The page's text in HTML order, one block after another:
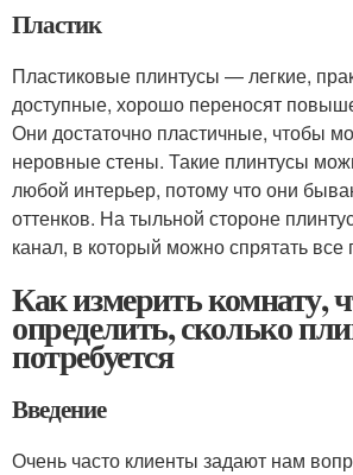
Пластик
Пластиковые плинтусы — легкие,
доступные, хорошо переносят
Они достаточно пластичные, чтобы
неровные стены. Такие плинтусы
любой интерьер, потому что они
оттенков. На тыльной стороне
канал, в который можно спрятать все
Как измерить комнату,
определить, сколько
потребуется
Введение
Очень часто клиенты задают нам